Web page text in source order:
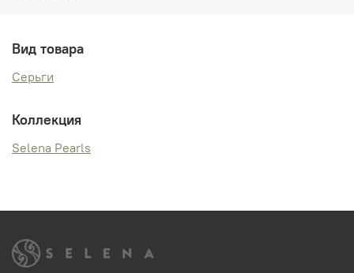
Вид товара
Серьги
Коллекция
Selena Pearls